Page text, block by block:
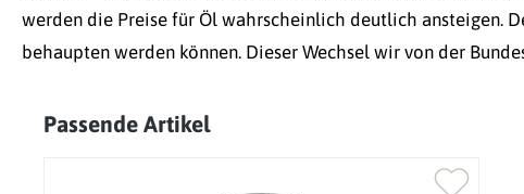
werden die Preise für Öl wahrscheinlich deutlich ansteigen.
behaupten werden können. Dieser Wechsel wir von der
Produktgalerie überspringen
Passende Artikel